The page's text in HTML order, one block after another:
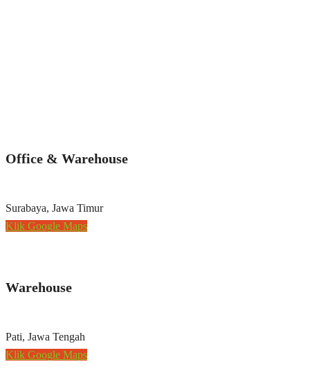
Office & Warehouse
Surabaya, Jawa Timur
Klik Google Maps
Warehouse
Pati, Jawa Tengah
Klik Google Maps